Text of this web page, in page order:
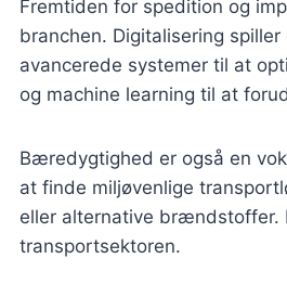
Fremtiden for spedition og
branchen. Digitalisering
avancerede systemer til at
og machine learning til at
Bæredygtighed er også en
at finde miljøvenlige
eller alternative brændstoffer.
transportsektoren.